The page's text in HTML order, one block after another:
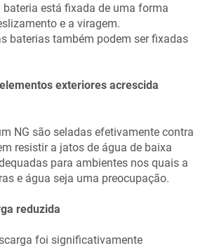
bateria está fixada de uma forma
e a viragem.
baterias também podem ser fixadas
exteriores acrescida
NG são seladas efetivamente contra
resistir a jatos de água de baixa
para ambientes nos quais a
e água seja uma preocupação.
reduzida
foi significativamente